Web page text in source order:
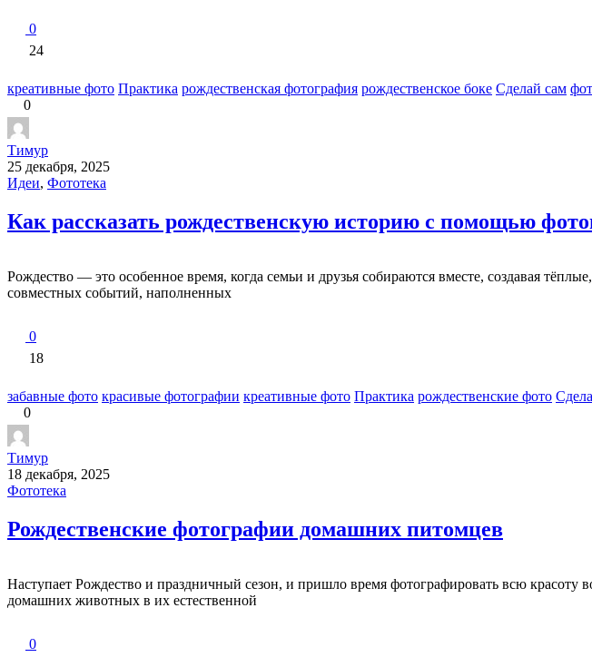
0
24
креативные фото Практика рождественская фотография рождественское боке Сделай сам
0
Тимур
25 декабря, 2025
Идеи, Фототека
Как рассказать рождественскую историю с помощью
Рождество — это особенное время, когда семьи и друзья собираются вместе, создавая
совместных событий, наполненных
0
18
забавные фото красивые фотографии креативные фото Практика рождественские фото
0
Тимур
18 декабря, 2025
Фототека
Рождественские фотографии домашних питомцев
Наступает Рождество и праздничный сезон, и пришло время фотографировать всю
домашних животных в их естественной
0